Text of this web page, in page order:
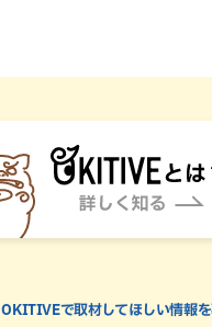
OKITIVEで取材してほしい情報を